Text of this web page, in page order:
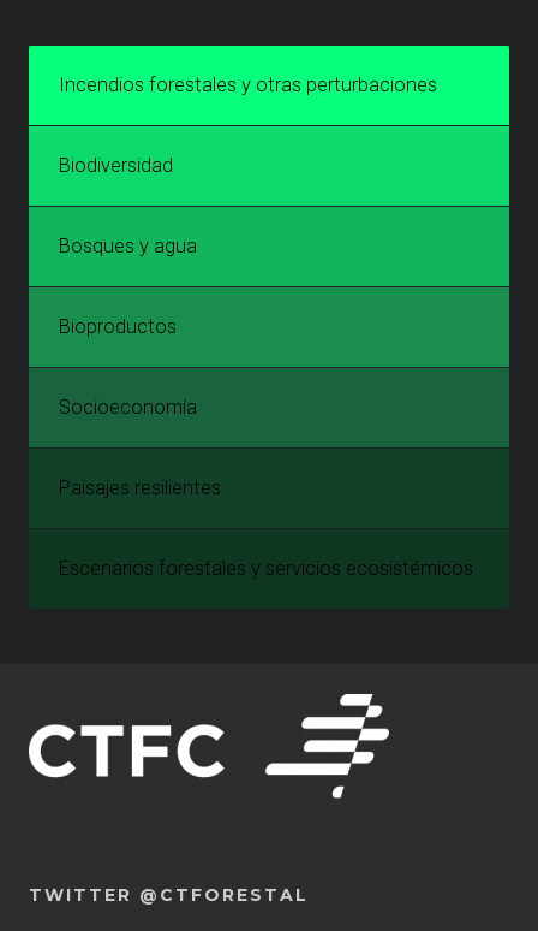
Incendios forestales y otras perturbaciones
Biodiversidad
Bosques y agua
Bioproductos
Socioeconomía
Paisajes resilientes
Escenarios forestales y servicios ecosistémicos
TWITTER @CTFORESTAL